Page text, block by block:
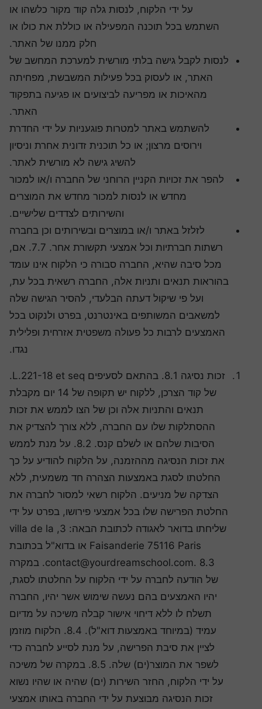
על ידי הלקוח, לנסות גלה קוד מקור כלשהו או
השתמש בכל תוכנה המפעילה או כוללת את כולו או
חלק ממנו של האתר.
לנסות לקבל גישה בלתי מורשית למערכת המחשב של
האתר, או לעסוק בכל פעילות המשבשת, מפחיתה
מהאיכות או מפריעה לביצועים או פגיעה בתפקוד
האתר.
להשתמש באתר למטרות פוגעניות על ידי החדרת
וירוסים מרצון; או כל תוכנית זדונית אחרת וניסיון
להשיג גישה לא מורשית לאתר.
להפר את זכויות הקניין הרוחני של החברה ו/או למכור
מחדש או לנסות למכור מחדש את המוצרים
והשירותים לצדדים שלישיים.
לזלזל באתר ו/או במוצרים ובשירותים וכן בחברה
רשתות חברתיות וכל אמצעי תקשורת אחר. 7.7. אם,
מכל סיבה שהיא, החברה סבורה כי הלקוח אינו עומד
בהוראות תנאים ותניות אלה, החברה רשאית בכל עת,
ועל פי שיקול דעתה הבלעדי, להסיר הגישה שלה
למשאבים המשותפים באינטרנט, בפרט ולנקוט בכל
האמצעים לרבות כל פעולה משפטית אזרחית ופלילית
נגדו.
זכות נסיגה 8.1. בהתאם לסעיפים L.221-18 et seq.
של קוד הצרכן, ללקוח יש תקופה של 14 יום מקבלת
תנאים והתניות אלה וכן של הצו לממש את זכות
ההסתלקות שלו עם החברה, ללא צורך להצדיק את
הסיבות שלהם או לשלם קנס. 8.2. על מנת לממש
את זכות הנסיגה מההזמנה, על הלקוח להודיע על כך
החלטתו לסגת באמצעות הצהרה חד משמעית, ללא
הצדקה של מניעים. הלקוח רשאי למסור לחברה את
החלטת הפרישה שלו בכל אמצעי פירושו, בפרט על ידי
שליחתו בדואר לאגודה לכתובת הבאה: 3, villa de la
Faisanderie 75116 Paris או בדוא"ל בכתובת
contact@yourdreamschool.com. 8.3. במקרה
של הודעה לחברה על ידי הלקוח על החלטתו לסגת,
יהיו האמצעים בהם נעשה שימוש אשר יהיו, החברה
תשלח לו ללא דיחוי אישור קבלה משיכה על מדיום
עמיד (במיוחד באמצעות דוא"ל). 8.4. הלקוח מוזמן
לציין את סיבת הפרישה, על מנת לסייע לחברה כדי
לשפר את המוצר(ים) שלה. 8.5. במקרה של משיכה
על ידי הלקוח, החזר השירות (ים) שהיה או שהיו נשוא
זכות הנסיגה מבוצעת על ידי החברה באותו אמצעי